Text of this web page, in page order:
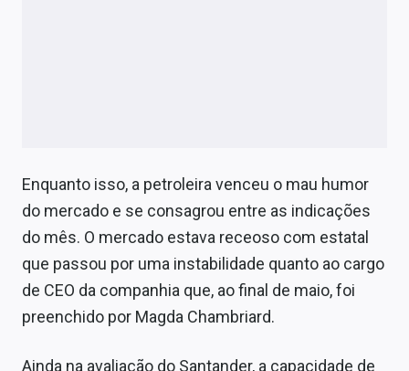
Enquanto isso, a petroleira venceu o mau humor
do mercado e se consagrou entre as indicações
do mês. O mercado estava receoso com estatal
que passou por uma instabilidade quanto ao cargo
de CEO da companhia que, ao final de maio, foi
preenchido por Magda Chambriard.
Ainda na avaliação do Santander, a capacidade de